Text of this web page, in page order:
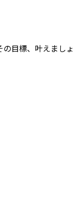
目標、叶えましょ